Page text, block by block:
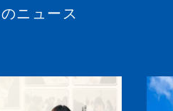
ニュース